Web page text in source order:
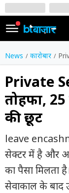
SIGN
IN
Dark
Mode
होम
शेयर
वीडियो
ट्रेंडिंग
News कारोबार
Private
तोहफा,
की छूट
leave
सेक्टर में है और
का पैसा मिलता
सेवाकाल के बाद